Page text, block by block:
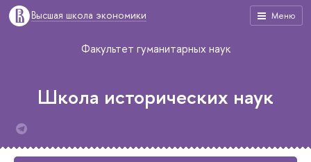
Меню
Высшая школа экономики
Факультет гуманитарных наук
Школа исторических наук